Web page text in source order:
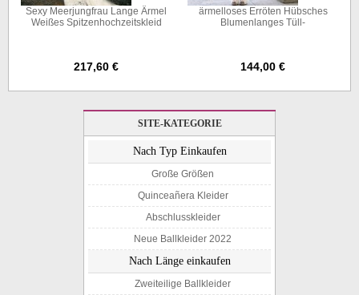
Sexy Meerjungfrau Lange Ärmel
Weißes Spitzenhochzeitskleid
217,60 €
ärmelloses Erröten Hübsches
Blumenlanges Tüll-
144,00 €
SITE-KATEGORIE
Nach Typ Einkaufen
Große Größen
Quinceañera Kleider
Abschlusskleider
Neue Ballkleider 2022
Nach Länge einkaufen
Zweiteilige Ballkleider